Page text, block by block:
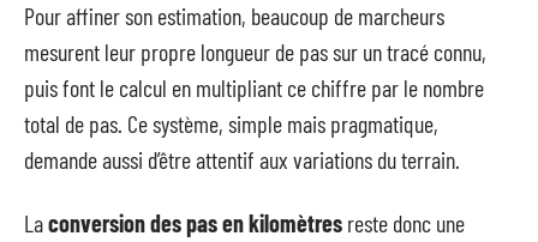
Pour affiner son estimation, beaucoup de marcheurs
mesurent leur propre longueur de pas sur un tracé connu,
puis font le calcul en multipliant ce chiffre par le nombre
total de pas. Ce système, simple mais pragmatique,
demande aussi d’être attentif aux variations du terrain.
Laconversion des pas en kilomètres reste donc une